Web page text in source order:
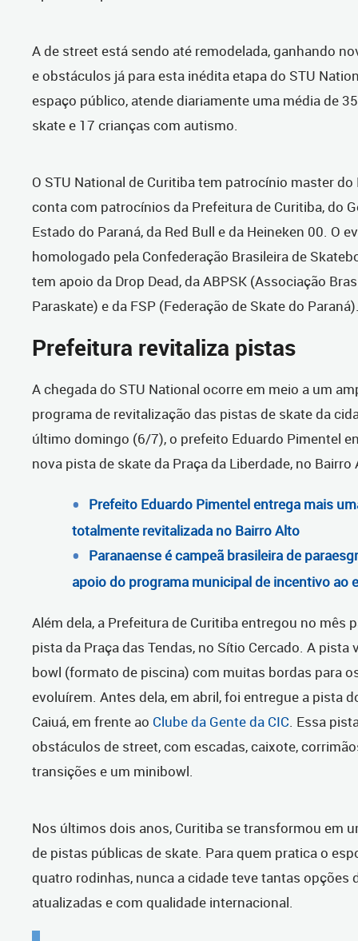
A de street está sendo até remodelada, ganhando
e obstáculos já para esta inédita etapa do STU
espaço público, atende diariamente uma média de
skate e 17 crianças com autismo.
O STU National de Curitiba tem patrocínio master do
conta com patrocínios da Prefeitura de Curitiba, do
Estado do Paraná, da Red Bull e da Heineken 00. O
homologado pela Confederação Brasileira de
tem apoio da Drop Dead, da ABPSK (Associação
Paraskate) e da FSP (Federação de Skate do
Prefeitura revitaliza pistas
A chegada do STU National ocorre em meio a um
programa de revitalização das pistas de skate da
último domingo (6/7), o prefeito Eduardo Pimentel
nova pista de skate da Praça da Liberdade, no Bairro
Prefeito Eduardo Pimentel entrega mais
totalmente revitalizada no Bairro Alto
Paranaense é campeã brasileira de
apoio do programa municipal de incentivo ao
Além dela, a Prefeitura de Curitiba entregou no mês
pista da Praça das Tendas, no Sítio Cercado. A pista
bowl (formato de piscina) com muitas bordas para
evoluírem. Antes dela, em abril, foi entregue a pista
Caiuá, em frente ao Clube da Gente da CIC . Essa
obstáculos de street, com escadas, caixote,
transições e um minibowl.
Nos últimos dois anos, Curitiba se transformou em
de pistas públicas de skate. Para quem pratica o
quatro rodinhas, nunca a cidade teve tantas opções
atualizadas e com qualidade internacional.